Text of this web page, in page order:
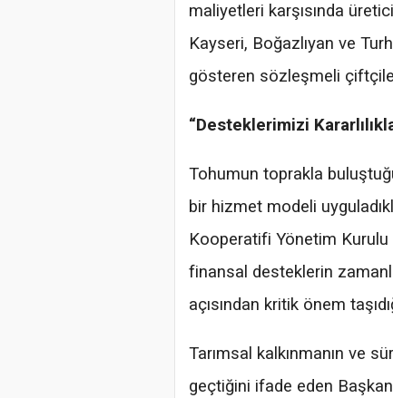
maliyetleri karşısında
Kayseri, Boğazlıyan ve
gösteren sözleşmeli
“Desteklerimizi
Tohumun toprakla
bir hizmet modeli
Kooperatifi Yönetim Kurulu
finansal desteklerin
açısından kritik önem
Tarımsal kalkınmanın ve
geçtiğini ifade eden